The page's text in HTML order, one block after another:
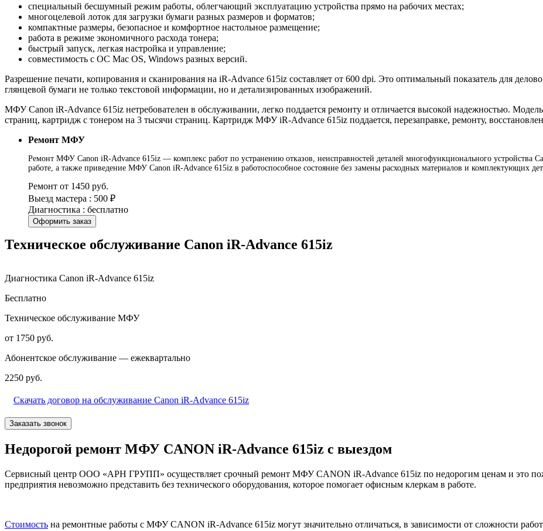
специальный бесшумный режим работы, облегчающий эксплуатацию устройства прямо на рабочих местах;
многоцелевой лоток для загрузки бумаги разных размеров и форматов;
компактные размеры, безопасное и комфортное настольное размещение;
работа в режиме экономичного расхода тонера;
быстрый запуск, легкая настройка и управление;
совместимость с ОС Mac OS, Windows разных версий.
Разрешение печати, копирования и сканирования на iR-Advance 615iz составляет от 600 dpi. Это оптимальный показатель для
глянцевой бумаги не только текстовой информации, но и детализированных изображений.
МФУ Canon iR-Advance 615iz нетребователен в обслуживании, легко поддается ремонту и отличается высокой надежностью.
страниц, картридж с тонером на 3 тысячи страниц. Картридж МФУ iR-Advance 615iz поддается, перезаправке, ремонту,
Ремонт МФУ
Ремонт МФУ Canon iR-Advance 615iz — комплекс работ по устранению отказов, неисправностей деталей многофункционального устройства
работе, а также приведение МФУ Canon iR-Advance 615iz в работоспособное состояние без замены расходных материалов и комплектующих
Ремонт от 1450 руб.
Выезд мастера : 500 ₽
Диагностика : бесплатно
Оформить заказ
Техническое обслуживание Canon iR-Advance 615iz
Диагностика Canon iR-Advance 615iz
Бесплатно
Техническое обслуживание МФУ
от 1750 руб.
Абонентское обслуживание — ежеквартально
2250 руб.
Скачать договор на обслуживание Canon iR-Advance 615iz
Заказать звонок
Недорогой ремонт МФУ CANON iR-Advance 615iz с выездом
Сервисный центр ООО «АРН ГРУПП» осуществляет срочный ремонт МФУ CANON iR-Advance 615iz по недорогим ценам и это
предприятия невозможно представить без технического оборудования, которое помогает офисным клеркам в работе.
Стоимость на ремонтные работы с МФУ CANON iR-Advance 615iz могут значительно отличаться, в зависимости от сложности